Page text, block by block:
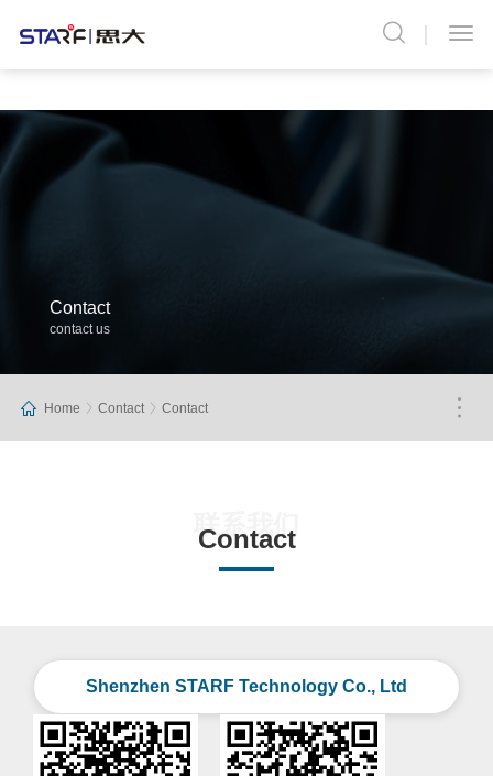
Contact
contact us
Home Contact Contact
Contact
联系我们
Shenzhen STARF Technology Co., Ltd